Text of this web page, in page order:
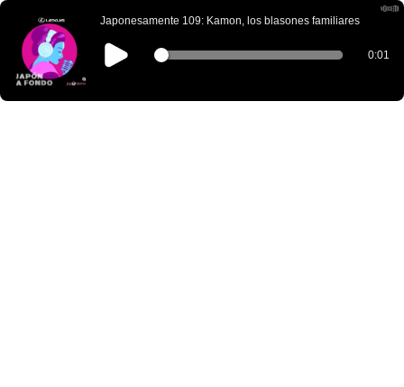
Japonesamente 109: Kamon, los blasones familiares
0:01